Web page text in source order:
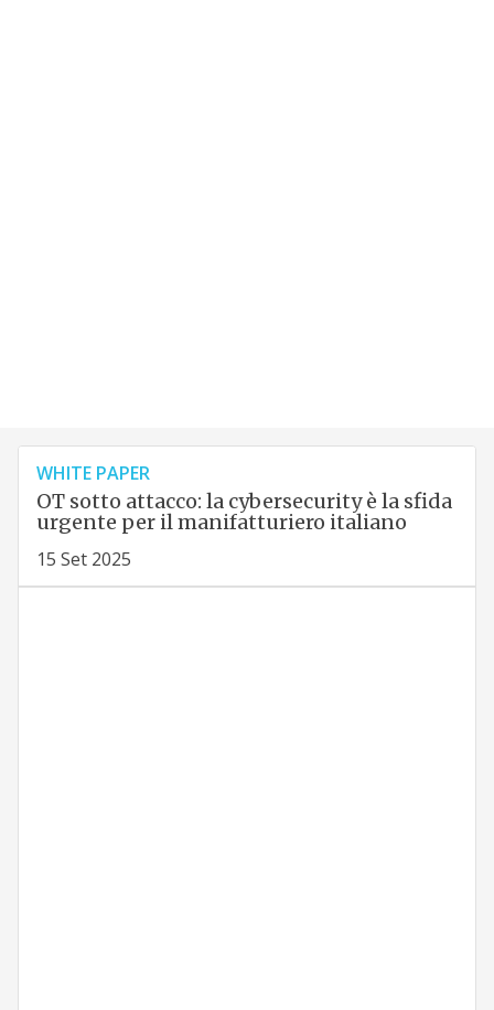
WHITE PAPER
OT sotto attacco: la cybersecurity è la sfida
urgente per il manifatturiero italiano
15 Set 2025